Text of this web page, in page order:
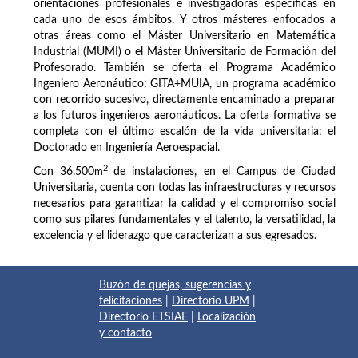
orientaciones profesionales e investigadoras específicas en
cada uno de esos ámbitos. Y otros másteres enfocados a
otras áreas como el Máster Universitario en Matemática
Industrial (MUMI) o el Máster Universitario de Formación del
Profesorado. También se oferta el Programa Académico
Ingeniero Aeronáutico: GITA+MUIA, un programa académico
con recorrido sucesivo, directamente encaminado a preparar
a los futuros ingenieros aeronáuticos. La oferta formativa se
completa con el último escalón de la vida universitaria: el
Doctorado en Ingeniería Aeroespacial.
Con 36.500m2
de instalaciones, en el Campus de Ciudad
Universitaria, cuenta con todas las infraestructuras y recursos
necesarios para garantizar la calidad y el compromiso social
como sus pilares fundamentales y el talento, la versatilidad, la
excelencia y el liderazgo que caracterizan a sus egresados.
Buzón de quejas, sugerencias y
felicitaciones
Directorio UPM
Directorio ETSIAE
Localización
y contacto